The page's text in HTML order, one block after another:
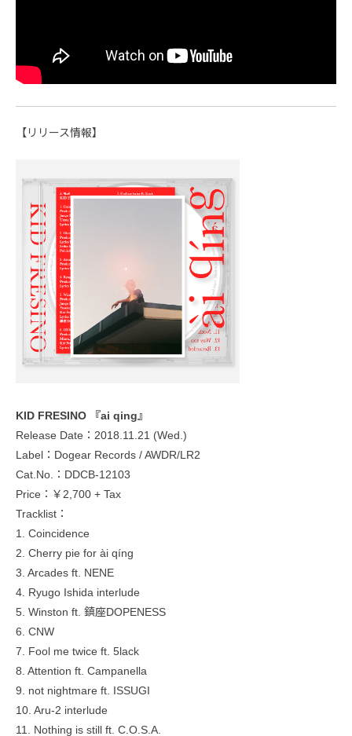
【リリース情報】
KID FRESINO 『ai qing』
Release Date：2018.11.21 (Wed.)
Label：Dogear Records / AWDR/LR2
Cat.No.：DDCB-12103
Price：￥2,700 + Tax
Tracklist：
1. Coincidence
2. Cherry pie for ài qíng
3. Arcades ft. NENE
4. Ryugo Ishida interlude
5. Winston ft. 鎮座DOPENESS
6. CNW
7. Fool me twice ft. 5lack
8. Attention ft. Campanella
9. not nightmare ft. ISSUGI
10. Aru-2 interlude
11. Nothing is still ft. C.O.S.A.